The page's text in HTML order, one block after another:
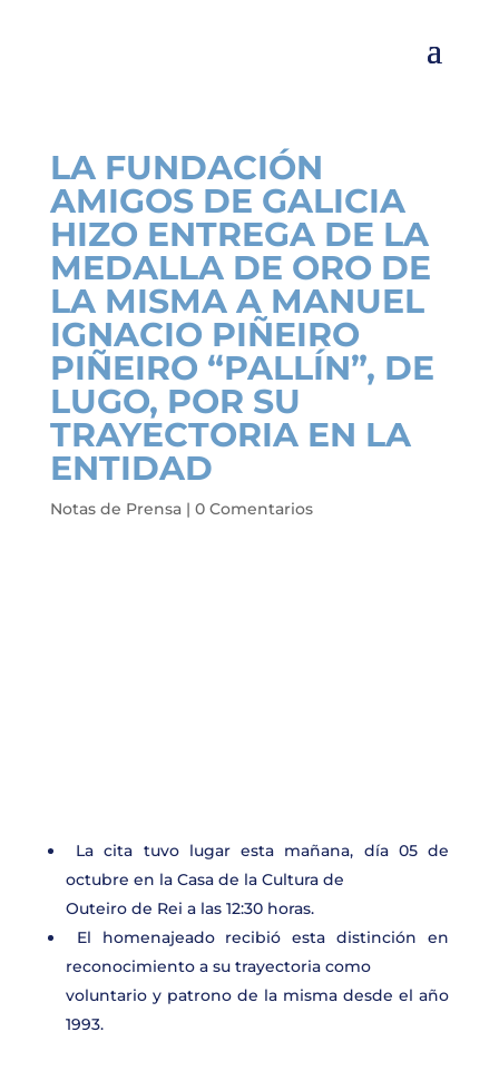
LA FUNDACIÓN
AMIGOS DE GALICIA
HIZO ENTREGA DE LA
MEDALLA DE ORO DE
LA MISMA A MANUEL
IGNACIO PIÑEIRO
PIÑEIRO “PALLÍN”, DE
LUGO, POR SU
TRAYECTORIA EN LA
ENTIDAD
Notas de Prensa| 0 Comentarios
La cita tuvo lugar esta mañana, día 05 de
octubre en la Casa de la Cultura de
Outeiro de Rei a las 12:30 horas.
El homenajeado recibió esta distinción en
reconocimiento a su trayectoria como
voluntario y patrono de la misma desde el año
1993.